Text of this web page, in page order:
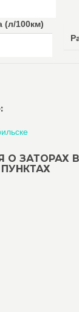
(л/100км)
ЗАТОРАХ